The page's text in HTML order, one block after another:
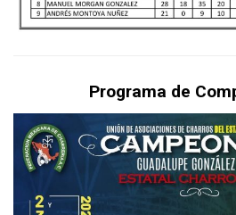
Programa de